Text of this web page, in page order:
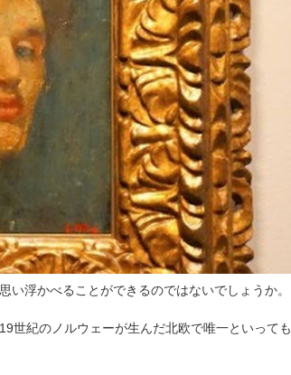
浮かべることができるのではないでしょうか。
世紀のノルウェーが生んだ北欧で唯一といっても